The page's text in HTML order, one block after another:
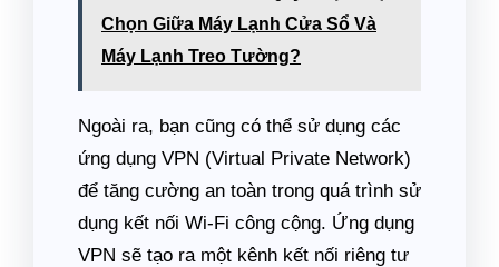
Chọn Giữa Máy Lạnh Cửa Sổ Và
Máy Lạnh Treo Tường?
Ngoài ra, bạn cũng có thể sử dụng các
ứng dụng VPN (Virtual Private Network)
để tăng cường an toàn trong quá trình sử
dụng kết nối Wi-Fi công cộng. Ứng dụng
VPN sẽ tạo ra một kênh kết nối riêng tư